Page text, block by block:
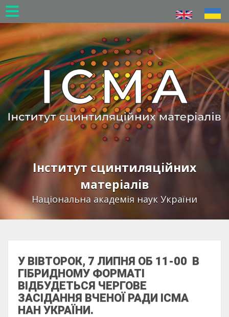
Перейти
до
основного
вмісту
Інститут сцинтиляційних
матеріалів
Національна академія наук України
У ВІВТОРОК, 7 ЛИПНЯ ОБ 11-00 В
ГІБРИДНОМУ ФОРМАТІ
ВІДБУДЕТЬСЯ ЧЕРГОВЕ
ЗАСІДАННЯ ВЧЕНОЇ РАДИ ІСМА
НАН УКРАЇНИ.